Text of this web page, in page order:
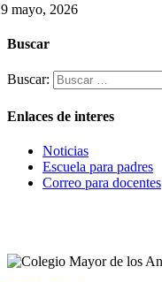
mayo, 2026
Buscar
Buscar:
Enlaces de interes
Noticias
Escuela para padres
Correo para docentes